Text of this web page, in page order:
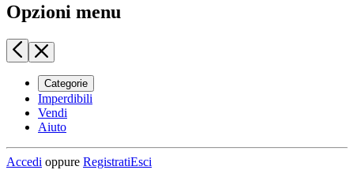
Opzioni menu
Categorie
Imperdibili
Vendi
Aiuto
Accedi oppure RegistratiEsci